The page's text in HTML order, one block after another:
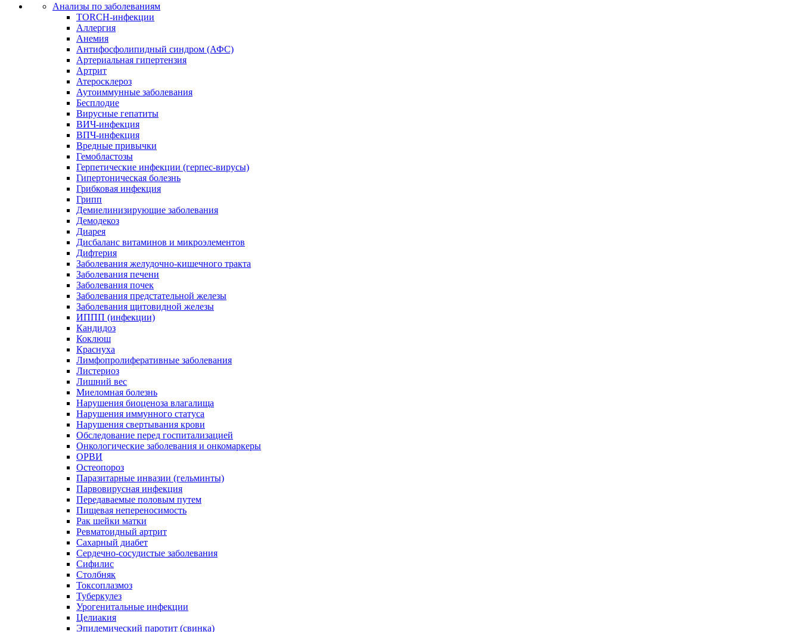
Анализы по заболеваниям
TORCH-инфекции
Аллергия
Анемия
Антифосфолипидный синдром (АФС)
Артериальная гипертензия
Артрит
Атеросклероз
Аутоиммунные заболевания
Бесплодие
Вирусные гепатиты
ВИЧ-инфекция
ВПЧ-инфекция
Вредные привычки
Гемобластозы
Герпетические инфекции (герпес-вирусы)
Гипертоническая болезнь
Грибковая инфекция
Грипп
Демиелинизирующие заболевания
Демодекоз
Диарея
Дисбаланс витаминов и микроэлементов
Дифтерия
Заболевания желудочно-кишечного тракта
Заболевания печени
Заболевания почек
Заболевания предстательной железы
Заболевания щитовидной железы
ИППП (инфекции)
Кандидоз
Коклюш
Краснуха
Лимфопролиферативные заболевания
Листериоз
Лишний вес
Миеломная болезнь
Нарушения биоценоза влагалища
Нарушения иммунного статуса
Нарушения свертывания крови
Обследование перед госпитализацией
Онкологические заболевания и онкомаркеры
ОРВИ
Остеопороз
Паразитарные инвазии (гельминты)
Парвовирусная инфекция
Передаваемые половым путем
Пищевая непереносимость
Рак шейки матки
Ревматоидный артрит
Сахарный диабет
Сердечно-сосудистые заболевания
Сифилис
Столбняк
Токсоплазмоз
Туберкулез
Урогенитальные инфекции
Целиакия
Эпидемический паротит (свинка)